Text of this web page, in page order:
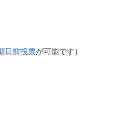
日前投票が可能です）